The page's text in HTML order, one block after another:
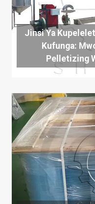
Jinsi Ya
Kufunga:
Pelletizing